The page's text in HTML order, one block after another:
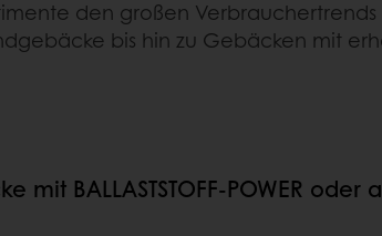
den großen
bis hin zu Gebäcken mit
BALLASTSTOFF-POWER oder